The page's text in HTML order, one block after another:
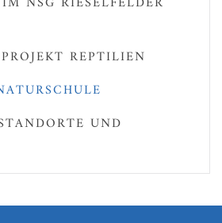
REPTILIEN
UND